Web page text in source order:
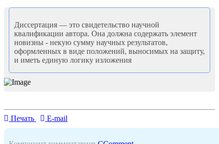
Диссертация — это свидетельство научной
квалификации автора. Она должна содержать элемент
новизны - некую сумму научных результатов,
оформленных в виде положений, выносимых на защиту,
и иметь единую логику изложения
Печать E-mail